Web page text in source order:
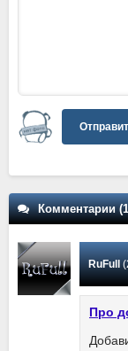
Комментарии
RuFull
Про